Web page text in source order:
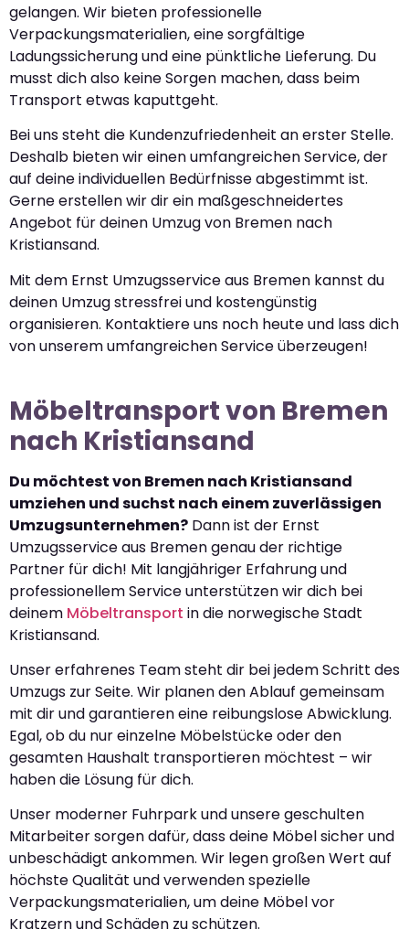
gelangen. Wir bieten professionelle
Verpackungsmaterialien, eine sorgfältige
Ladungssicherung und eine pünktliche Lieferung. Du
musst dich also keine Sorgen machen, dass beim
Transport etwas kaputtgeht.
Bei uns steht die Kundenzufriedenheit an erster Stelle.
Deshalb bieten wir einen umfangreichen Service, der
auf deine individuellen Bedürfnisse abgestimmt ist.
Gerne erstellen wir dir ein maßgeschneidertes
Angebot für deinen Umzug von Bremen nach
Kristiansand.
Mit dem Ernst Umzugsservice aus Bremen kannst du
deinen Umzug stressfrei und kostengünstig
organisieren. Kontaktiere uns noch heute und lass dich
von unserem umfangreichen Service überzeugen!
Möbeltransport von Bremen
nach Kristiansand
Du möchtest von Bremen nach Kristiansand
umziehen und suchst nach einem zuverlässigen
Umzugsunternehmen? Dann ist der Ernst
Umzugsservice aus Bremen genau der richtige
Partner für dich! Mit langjähriger Erfahrung und
professionellem Service unterstützen wir dich bei
deinem Möbeltransport in die norwegische Stadt
Kristiansand.
Unser erfahrenes Team steht dir bei jedem Schritt des
Umzugs zur Seite. Wir planen den Ablauf gemeinsam
mit dir und garantieren eine reibungslose Abwicklung.
Egal, ob du nur einzelne Möbelstücke oder den
gesamten Haushalt transportieren möchtest – wir
haben die Lösung für dich.
Unser moderner Fuhrpark und unsere geschulten
Mitarbeiter sorgen dafür, dass deine Möbel sicher und
unbeschädigt ankommen. Wir legen großen Wert auf
höchste Qualität und verwenden spezielle
Verpackungsmaterialien, um deine Möbel vor
Kratzern und Schäden zu schützen.